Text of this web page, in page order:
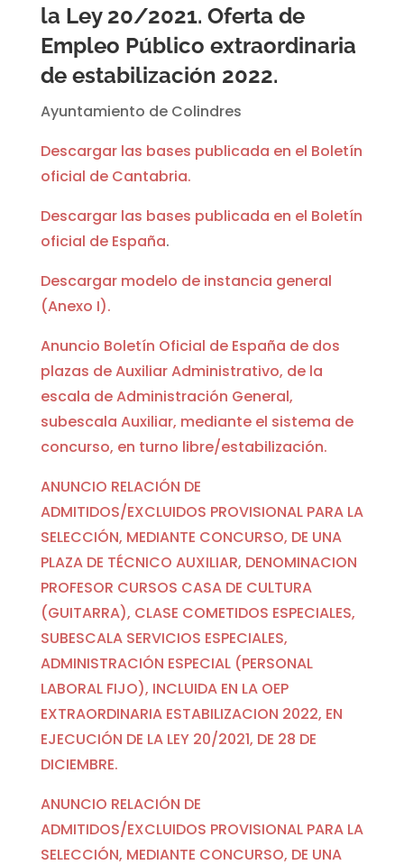
la Ley 20/2021. Oferta de
Empleo Público extraordinaria
de estabilización 2022.
Ayuntamiento de Colindres
Descargar las bases publicada en el Boletín
oficial de Cantabria.
Descargar las bases publicada en el Boletín
oficial de España.
Descargar modelo de instancia general
(Anexo I).
Anuncio Boletín Oficial de España de dos
plazas de Auxiliar Administrativo, de la
escala de Administración General,
subescala Auxiliar, mediante el sistema de
concurso, en turno libre/estabilización.
ANUNCIO RELACIÓN DE
ADMITIDOS/EXCLUIDOS PROVISIONAL PARA LA
SELECCIÓN, MEDIANTE CONCURSO, DE UNA
PLAZA DE TÉCNICO AUXILIAR, DENOMINACION
PROFESOR CURSOS CASA DE CULTURA
(GUITARRA), CLASE COMETIDOS ESPECIALES,
SUBESCALA SERVICIOS ESPECIALES,
ADMINISTRACIÓN ESPECIAL (PERSONAL
LABORAL FIJO), INCLUIDA EN LA OEP
EXTRAORDINARIA ESTABILIZACION 2022, EN
EJECUCIÓN DE LA LEY 20/2021, DE 28 DE
DICIEMBRE.
ANUNCIO RELACIÓN DE
ADMITIDOS/EXCLUIDOS PROVISIONAL PARA LA
SELECCIÓN, MEDIANTE CONCURSO, DE UNA